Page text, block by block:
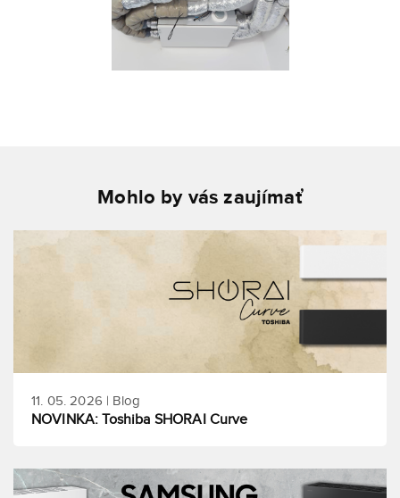
Mohlo by vás zaujímať
11. 05. 2026 | Blog
NOVINKA: Toshiba SHORAI Curve